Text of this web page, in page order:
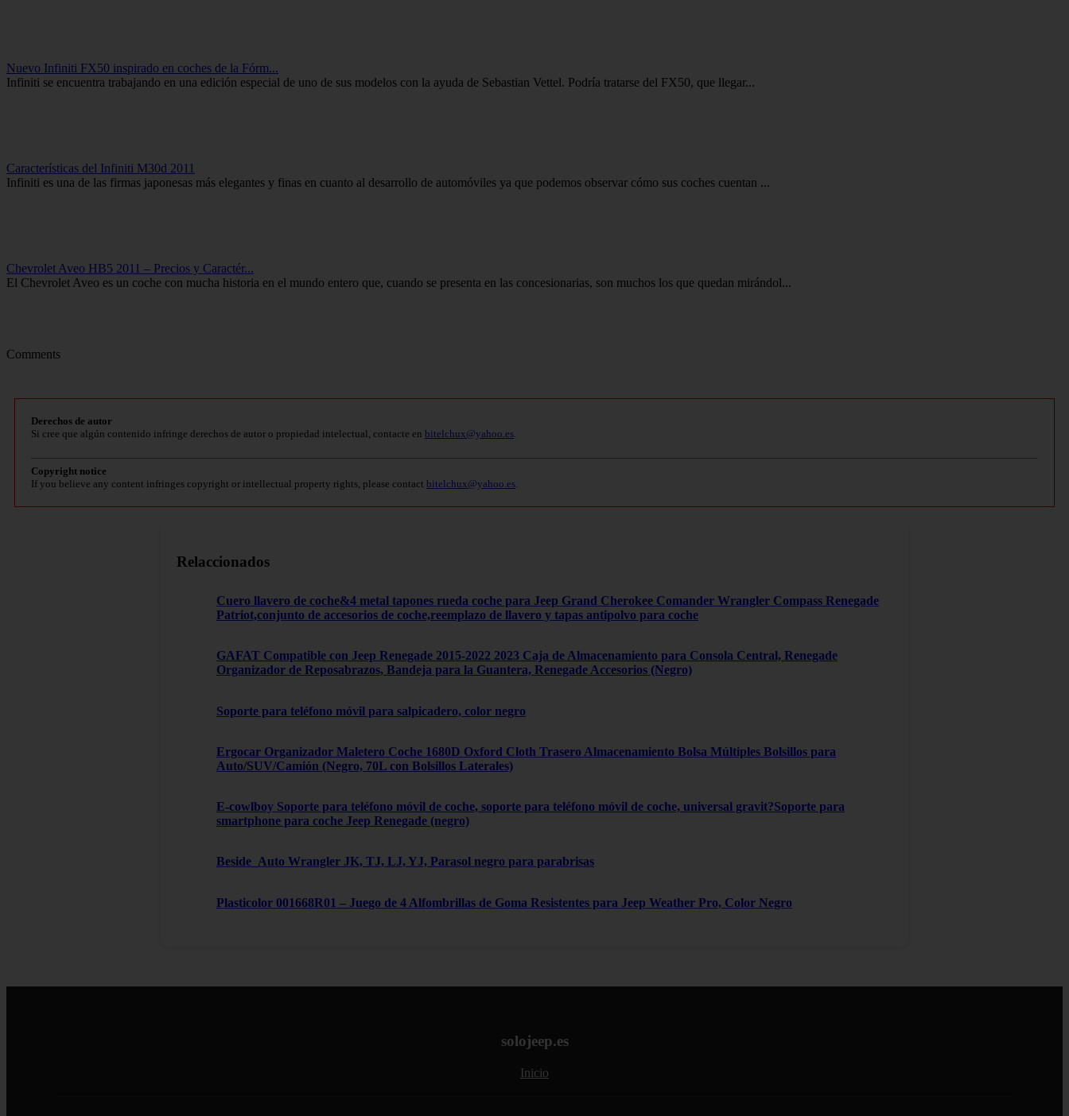
Nuevo Infiniti FX50 inspirado en coches de la Fórm...
Infiniti se encuentra trabajando en una edición especial de uno de sus modelos con la ayuda de Sebastian Vettel. Podría tratarse del FX50, que llegar...
Características del Infiniti M30d 2011
Infiniti es una de las firmas japonesas más elegantes y finas en cuanto al desarrollo de automóviles ya que podemos observar cómo sus coches cuentan ...
Chevrolet Aveo HB5 2011 – Precios y Caractér...
El Chevrolet Aveo es un coche con mucha historia en el mundo entero que, cuando se presenta en las concesionarias, son muchos los que quedan mirándol...
Comments
Derechos de autor
Si cree que algún contenido infringe derechos de autor o propiedad intelectual, contacte en bitelchux@yahoo.es
Copyright notice
If you believe any content infringes copyright or intellectual property rights, please contact bitelchux@yahoo.es
Relaccionados
Cuero llavero de coche&4 metal tapones rueda coche para Jeep Grand Cherokee Comander Wrangler Compass Renegade
Patriot,conjunto de accesorios de coche,reemplazo de llavero y tapas antipolvo para coche
GAFAT Compatible con Jeep Renegade 2015-2022 2023 Caja de Almacenamiento para Consola Central, Renegade
Organizador de Reposabrazos, Bandeja para la Guantera, Renegade Accesorios (Negro)
Soporte para teléfono móvil para salpicadero, color negro
Ergocar Organizador Maletero Coche 1680D Oxford Cloth Trasero Almacenamiento Bolsa Múltiples Bolsillos para
Auto/SUV/Camión (Negro, 70L con Bolsillos Laterales)
E-cowlboy Soporte para teléfono móvil de coche, soporte para teléfono móvil de coche, universal gravit?Soporte para
smartphone para coche Jeep Renegade (negro)
Beside_Auto Wrangler JK, TJ, LJ, YJ, Parasol negro para parabrisas
Plasticolor 001668R01 – Juego de 4 Alfombrillas de Goma Resistentes para Jeep Weather Pro, Color Negro
solojeep.es
Inicio